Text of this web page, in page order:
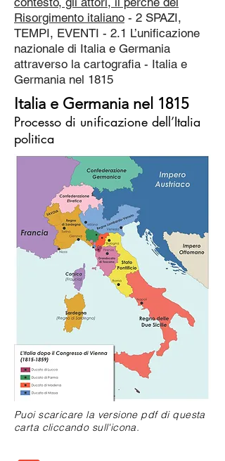
Risorgimento italiano - 2 SPAZI,
TEMPI, EVENTI - 2.1 L’unificazione
nazionale di Italia e Germania
attraverso la cartografia - Italia e
Germania nel 1815
Italia e Germania nel 1815
Processo di unificazione dell’Italia
politica
Puoi scaricare la versione pdf di questa
carta cliccando sull'icona.